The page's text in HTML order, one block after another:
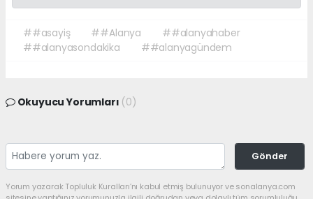
##asayiş ##Alanya
##alanyahaber
##alanyasondakika
##alanyagündem
Okuyucu Yorumları (0)
Gönder
Yorum yazarak Topluluk Kuralları’nı kabul etmiş bulunuyor ve sonalanya.com